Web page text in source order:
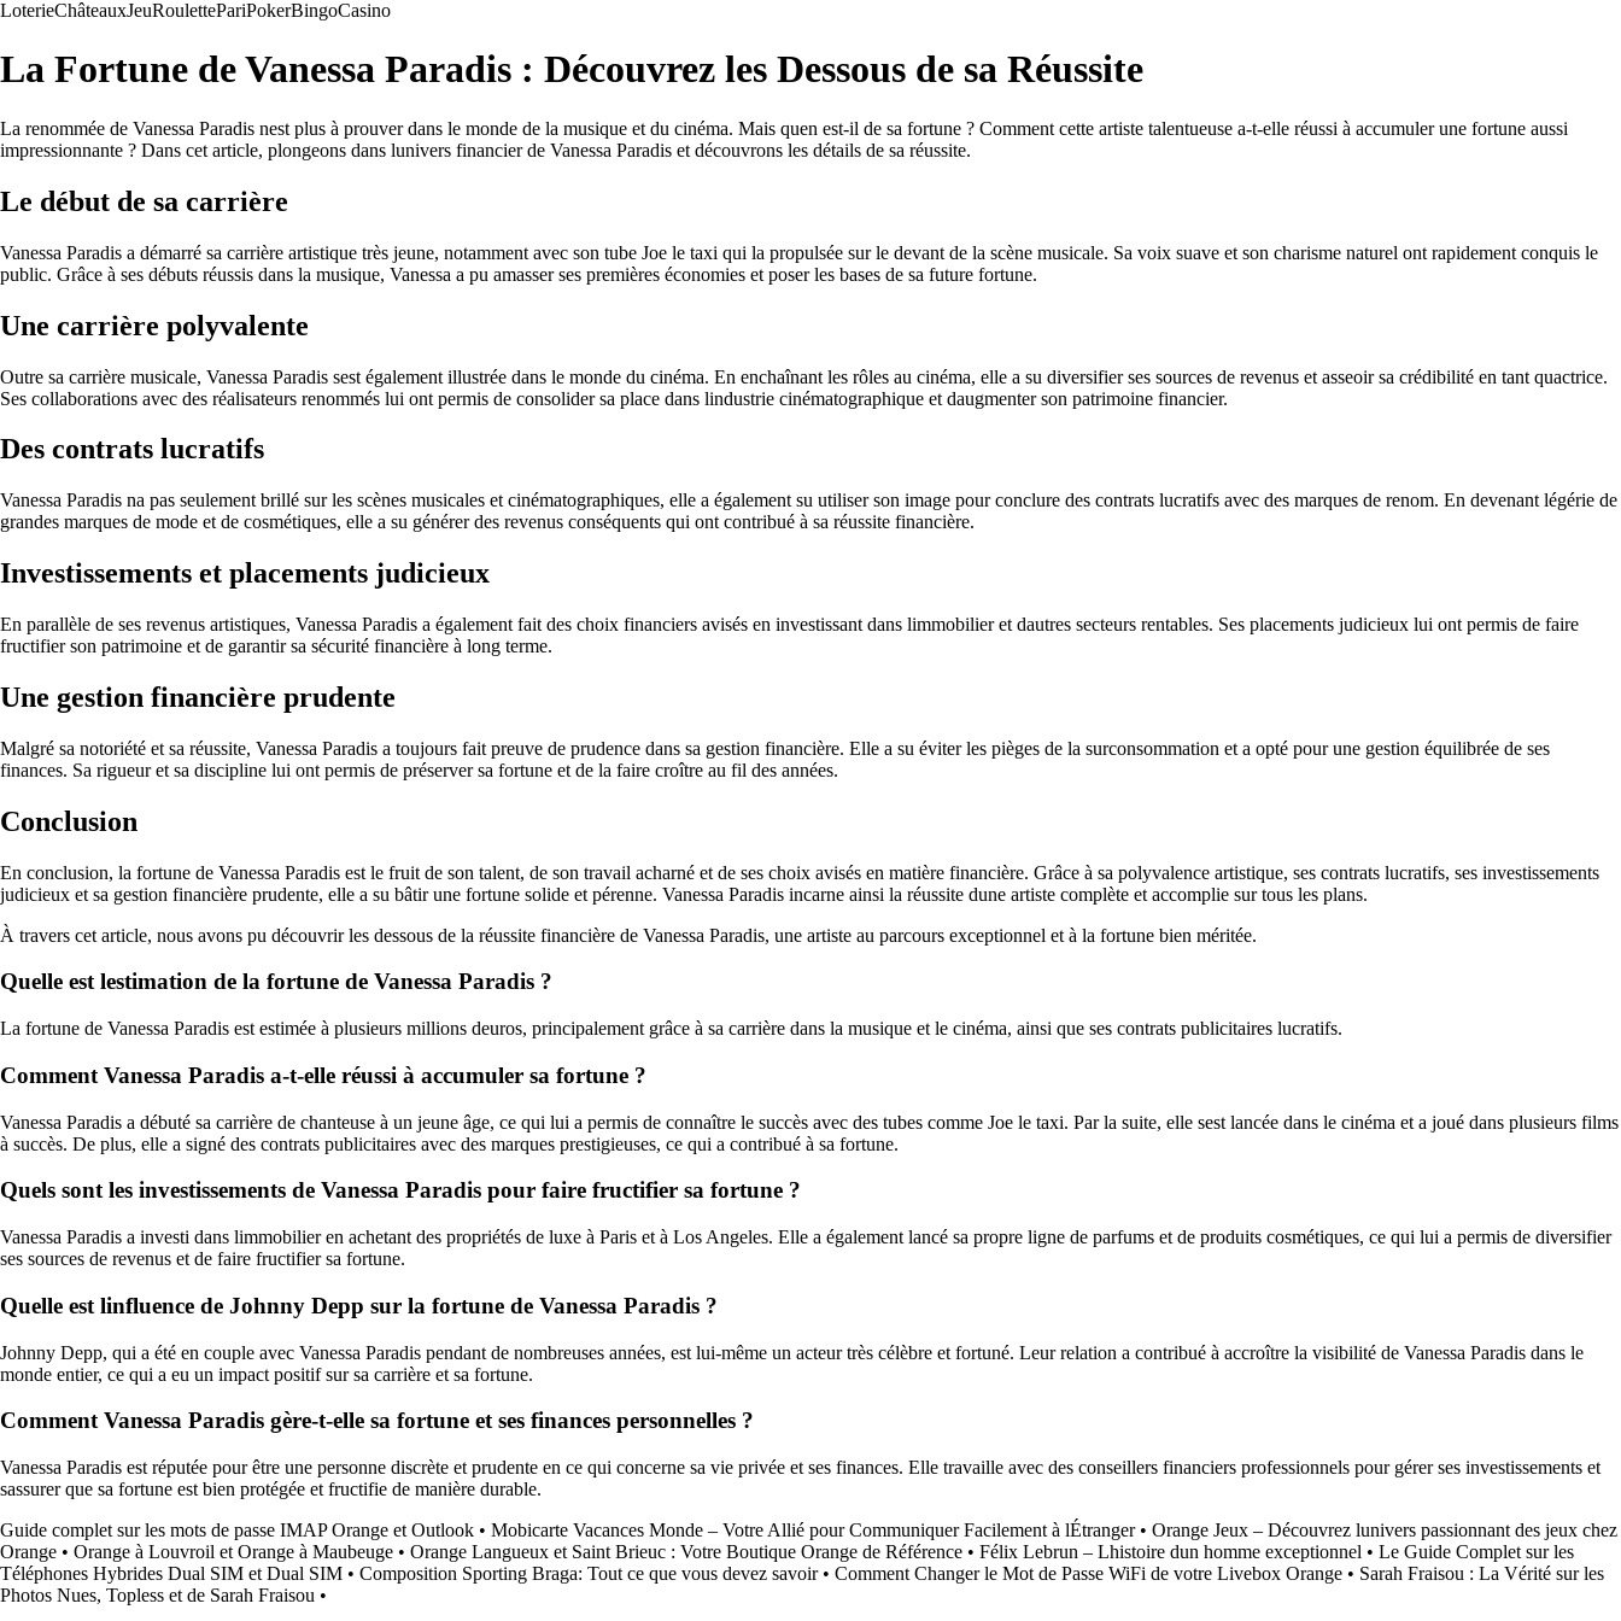
LoterieChâteauxJeuRoulettePariPokerBingoCasino
La Fortune de Vanessa Paradis : Découvrez les Dessous de sa Réussite
La renommée de Vanessa Paradis nest plus à prouver dans le monde de la musique et du cinéma. Mais quen est-il de sa fortune ? Comment cette artiste talentueuse a-t-elle réussi à accumuler une fortune aussi
impressionnante ? Dans cet article, plongeons dans lunivers financier de Vanessa Paradis et découvrons les détails de sa réussite.
Le début de sa carrière
Vanessa Paradis a démarré sa carrière artistique très jeune, notamment avec son tube Joe le taxi qui la propulsée sur le devant de la scène musicale. Sa voix suave et son charisme naturel ont rapidement conquis le
public. Grâce à ses débuts réussis dans la musique, Vanessa a pu amasser ses premières économies et poser les bases de sa future fortune.
Une carrière polyvalente
Outre sa carrière musicale, Vanessa Paradis sest également illustrée dans le monde du cinéma. En enchaînant les rôles au cinéma, elle a su diversifier ses sources de revenus et asseoir sa crédibilité en tant quactrice.
Ses collaborations avec des réalisateurs renommés lui ont permis de consolider sa place dans lindustrie cinématographique et daugmenter son patrimoine financier.
Des contrats lucratifs
Vanessa Paradis na pas seulement brillé sur les scènes musicales et cinématographiques, elle a également su utiliser son image pour conclure des contrats lucratifs avec des marques de renom. En devenant légérie de
grandes marques de mode et de cosmétiques, elle a su générer des revenus conséquents qui ont contribué à sa réussite financière.
Investissements et placements judicieux
En parallèle de ses revenus artistiques, Vanessa Paradis a également fait des choix financiers avisés en investissant dans limmobilier et dautres secteurs rentables. Ses placements judicieux lui ont permis de faire
fructifier son patrimoine et de garantir sa sécurité financière à long terme.
Une gestion financière prudente
Malgré sa notoriété et sa réussite, Vanessa Paradis a toujours fait preuve de prudence dans sa gestion financière. Elle a su éviter les pièges de la surconsommation et a opté pour une gestion équilibrée de ses
finances. Sa rigueur et sa discipline lui ont permis de préserver sa fortune et de la faire croître au fil des années.
Conclusion
En conclusion, la fortune de Vanessa Paradis est le fruit de son talent, de son travail acharné et de ses choix avisés en matière financière. Grâce à sa polyvalence artistique, ses contrats lucratifs, ses investissements
judicieux et sa gestion financière prudente, elle a su bâtir une fortune solide et pérenne. Vanessa Paradis incarne ainsi la réussite dune artiste complète et accomplie sur tous les plans.
À travers cet article, nous avons pu découvrir les dessous de la réussite financière de Vanessa Paradis, une artiste au parcours exceptionnel et à la fortune bien méritée.
Quelle est lestimation de la fortune de Vanessa Paradis ?
La fortune de Vanessa Paradis est estimée à plusieurs millions deuros, principalement grâce à sa carrière dans la musique et le cinéma, ainsi que ses contrats publicitaires lucratifs.
Comment Vanessa Paradis a-t-elle réussi à accumuler sa fortune ?
Vanessa Paradis a débuté sa carrière de chanteuse à un jeune âge, ce qui lui a permis de connaître le succès avec des tubes comme Joe le taxi. Par la suite, elle sest lancée dans le cinéma et a joué dans plusieurs films
à succès. De plus, elle a signé des contrats publicitaires avec des marques prestigieuses, ce qui a contribué à sa fortune.
Quels sont les investissements de Vanessa Paradis pour faire fructifier sa fortune ?
Vanessa Paradis a investi dans limmobilier en achetant des propriétés de luxe à Paris et à Los Angeles. Elle a également lancé sa propre ligne de parfums et de produits cosmétiques, ce qui lui a permis de diversifier
ses sources de revenus et de faire fructifier sa fortune.
Quelle est linfluence de Johnny Depp sur la fortune de Vanessa Paradis ?
Johnny Depp, qui a été en couple avec Vanessa Paradis pendant de nombreuses années, est lui-même un acteur très célèbre et fortuné. Leur relation a contribué à accroître la visibilité de Vanessa Paradis dans le
monde entier, ce qui a eu un impact positif sur sa carrière et sa fortune.
Comment Vanessa Paradis gère-t-elle sa fortune et ses finances personnelles ?
Vanessa Paradis est réputée pour être une personne discrète et prudente en ce qui concerne sa vie privée et ses finances. Elle travaille avec des conseillers financiers professionnels pour gérer ses investissements et
sassurer que sa fortune est bien protégée et fructifie de manière durable.
Guide complet sur les mots de passe IMAP Orange et Outlook • Mobicarte Vacances Monde – Votre Allié pour Communiquer Facilement à lÉtranger• Orange Jeux – Découvrez lunivers passionnant des jeux chez
Orange • Orange à Louvroil et Orange à Maubeuge • Orange Langueux et Saint Brieuc : Votre Boutique Orange de Référence • Félix Lebrun – Lhistoire dun homme exceptionnel • Le Guide Complet sur les
Téléphones Hybrides Dual SIM et Dual SIM • Composition Sporting Braga: Tout ce que vous devez savoir• Comment Changer le Mot de Passe WiFi de votre Livebox Orange • Sarah Fraisou : La Vérité sur les
Photos Nues, Topless et de Sarah Fraisou •